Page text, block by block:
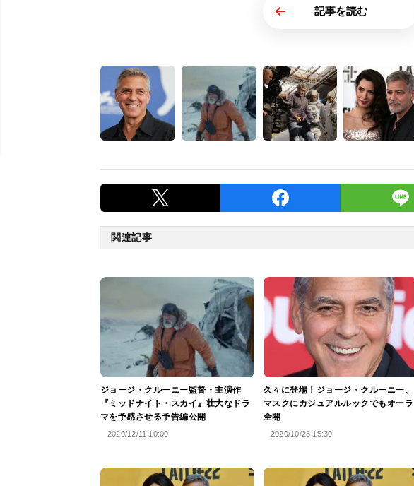
記事を読む
関連記事
ジョージ・クルーニー監督・主演作
『ミッドナイト・スカイ』壮大なドラ
マを予感させる予告編公開
2020/12/11 10:00
久々に登場！ジョージ・クルーニー、
マスクにカジュアルルックでもオーラ
全開
2020/10/28 15:30